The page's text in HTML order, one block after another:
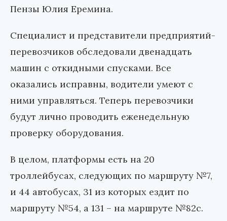
Пензы Юлия Еремина.
Специалист и представители предприятий-
перевозчиков обследовали двенадцать
машин с откидными спусками. Все
оказались исправны, водители умеют с
ними управляться. Теперь перевозчики
будут лично проводить еженедельную
проверку оборудования.
В целом, платформы есть на 20
троллейбусах, следующих по маршруту №7,
и 44 автобусах, 31 из которых ездит по
маршруту №54, а 131 – на маршруте №82с.